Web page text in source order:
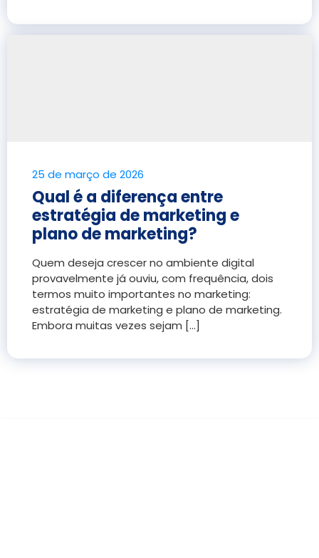
25 de março de 2026
Qual é a diferença entre
estratégia de marketing e
plano de marketing?
Quem deseja crescer no ambiente digital
provavelmente já ouviu, com frequência, dois
termos muito importantes no marketing:
estratégia de marketing e plano de marketing.
Embora muitas vezes sejam [...]